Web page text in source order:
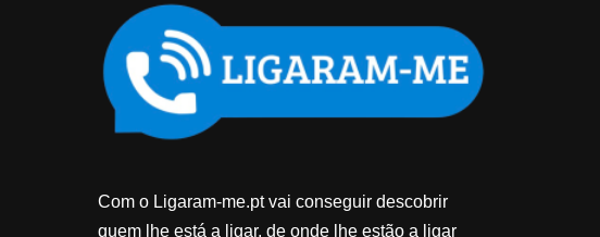
Com o Ligaram-me.pt vai conseguir descobrir
quem lhe está a ligar, de onde lhe estão a ligar